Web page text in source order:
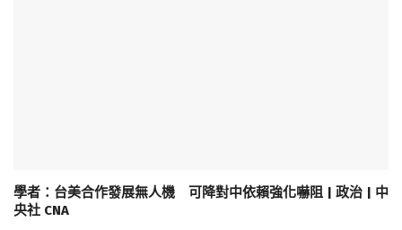
學者：台美合作發展無人機 可降對中依賴強化嚇阻 | 政治 | 中
央社 CNA